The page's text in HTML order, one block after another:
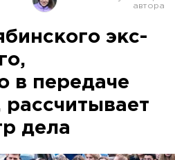
экс-
в передаче
рассчитывает
дела